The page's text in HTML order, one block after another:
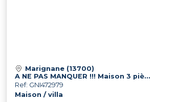
Marignane (13700)
A NE PAS MANQUER !!! Maison 3 pièces
Ref: GNI472979
Maison / villa